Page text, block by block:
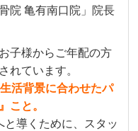
院 亀有南口院」院長
子様からご年配の方
れています。
活背景に合わせたパ
こと。
導くために、スタッ